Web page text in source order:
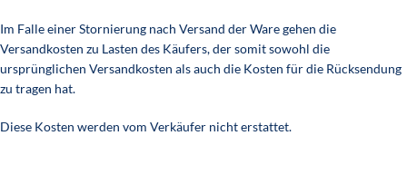
Im Falle einer Stornierung nach Versand der Ware gehen die
Versandkosten zu Lasten des Käufers, der somit sowohl die
ursprünglichen Versandkosten als auch die Kosten für die Rücksendung
zu tragen hat.
Diese Kosten werden vom Verkäufer nicht erstattet.